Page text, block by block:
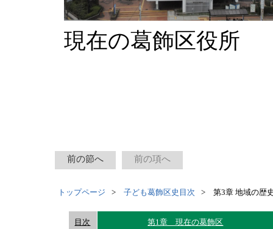
現在の葛飾区役所
前の節へ 前の項へ
トップページ 子ども葛飾区史目次 第3章 地域の歴
目次 第1章 現在の葛飾区